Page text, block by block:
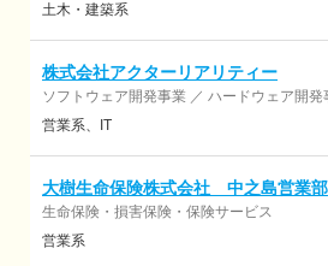
土木・建築系
株式会社アクターリアリティー
ソフトウェア開発事業 ／ ハードウェア開
発事業
営業系 IT
大樹生命保険株式会社 中之島営業部
生命保険・損害保険・保険サービス
営業系